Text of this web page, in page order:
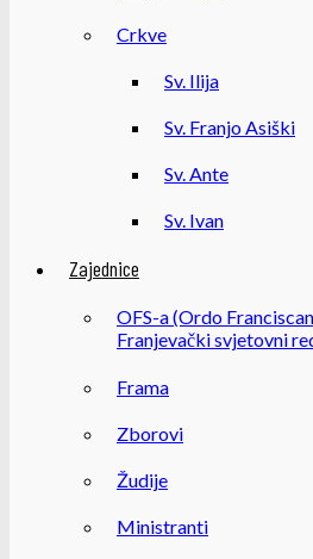
Crkve
Sv. Ilija
Sv. Franjo Asiški
Sv. Ante
Sv. Ivan
Zajednice
OFS-a (Ordo
Franjevački svjetovni
Frama
Zborovi
Žudije
Ministranti